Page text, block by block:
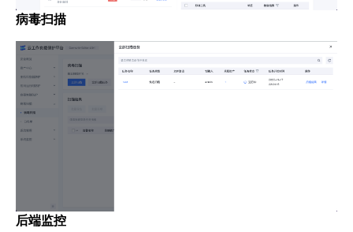
病毒扫描
后端监控